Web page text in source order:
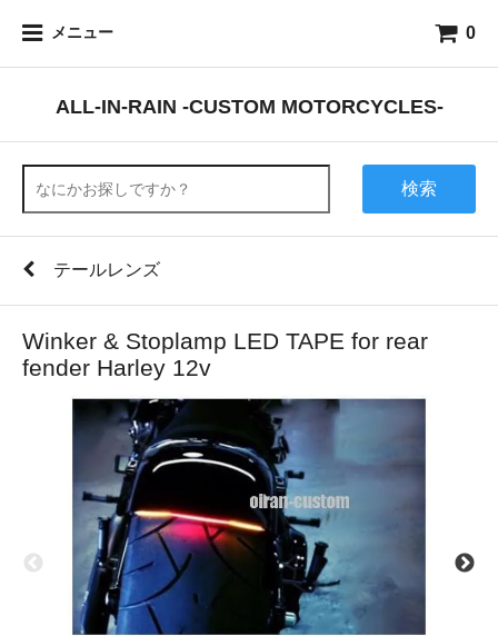
メニュー 0
ALL-IN-RAIN -CUSTOM MOTORCYCLES-
検索
テールレンズ
Winker & Stoplamp LED TAPE for rear
fender Harley 12v